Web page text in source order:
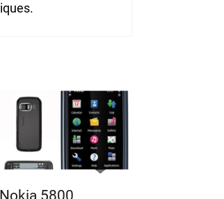
Nokia 5800